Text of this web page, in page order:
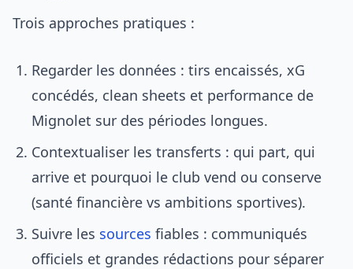
Trois approches pratiques :
Regarder les données : tirs encaissés, xG
concédés, clean sheets et performance de
Mignolet sur des périodes longues.
Contextualiser les transferts : qui part, qui
arrive et pourquoi le club vend ou conserve
(santé financière vs ambitions sportives).
Suivre les sources fiables : communiqués
officiels et grandes rédactions pour séparer